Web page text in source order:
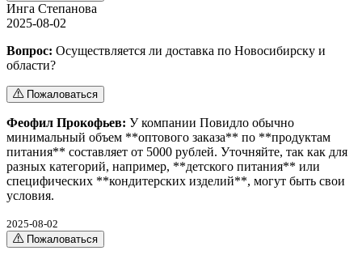
Инга Степанова
2025-08-02
Вопрос: Осуществляется ли доставка по Новосибирску и
области?
Пожаловаться
Феофил Прокофьев: У компании Повидло обычно
минимальный объем **оптового заказа** по **продуктам
питания** составляет от 5000 рублей. Уточняйте, так как для
разных категорий, например, **детского питания** или
специфических **кондитерских изделий**, могут быть свои
условия.
2025-08-02
Пожаловаться